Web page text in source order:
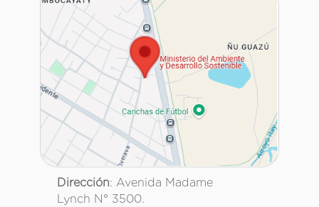
Dirección: Avenida Madame
Lynch N° 3500.